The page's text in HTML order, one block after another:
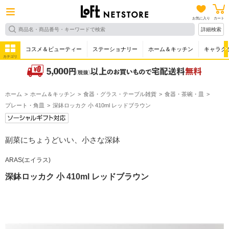
お気に入り カート
詳細検索
カテゴリ
コスメ＆ビューティー ステーショナリー ホーム＆キッチン キャラク
ホーム ホーム＆キッチン 食器・グラス・テーブル雑貨
食器・茶碗・皿
プレート・角皿
深鉢ロッカク 小 410ml レッドブラウン
副菜にちょうどいい、小さな深鉢
ARAS(エイラス)
深鉢ロッカク 小 410ml レッドブラウン